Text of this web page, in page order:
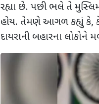
રહ્યા છે. પછી ભલે તે મુસ્લિમ
હોય. તેમણે આગળ કહ્યું કે,
દાયરાની બહારના લોકોને